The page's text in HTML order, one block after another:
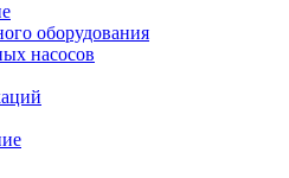
оборудования
насосов